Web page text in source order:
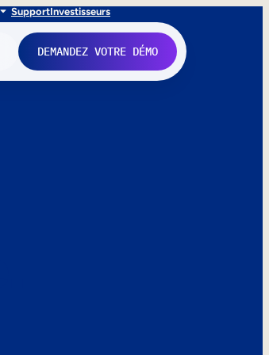
SupportInvestisseurs
DEMANDEZ VOTRE DÉMO